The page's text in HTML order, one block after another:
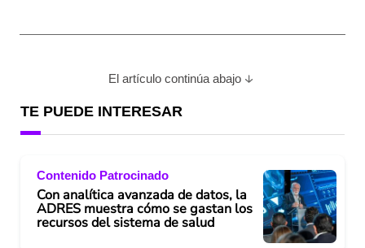
El artículo continúa abajo
TE PUEDE INTERESAR
Contenido Patrocinado
Con analítica avanzada de datos, la
ADRES muestra cómo se gastan los
recursos del sistema de salud